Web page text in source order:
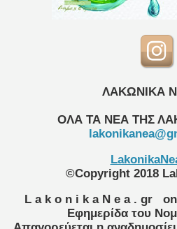
ΛΑΚΩΝΙΚΑ
ΟΛΑ ΤΑ ΝΕΑ ΤΗΣ
©Copyright 2018
L a k o n i k a N e a . gr
Εφημερίδα του